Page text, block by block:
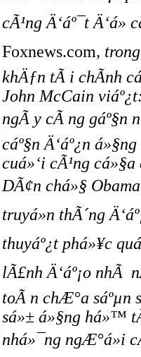
cÃ¹ng Ä‘áº¯t
Foxnews.com,
khÄƒn tÃ i chÃ­nh
John McCain
ngÃ y cÃ ng gáº§n
cáº§n Ä‘áº¿n
cuá»‘i cÃ¹ng
DÃ¢n chá»§
truyá»n thÃ´ng
thuyáº¿t phá»¥c
lÃ£nh Ä‘áº¡o nhÃ
toÃ n chÆ°a sáºµn
sá»± á»§ng há»™
nhá»¯ng ngÆ°á»i